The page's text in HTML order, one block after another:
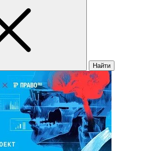
Найти